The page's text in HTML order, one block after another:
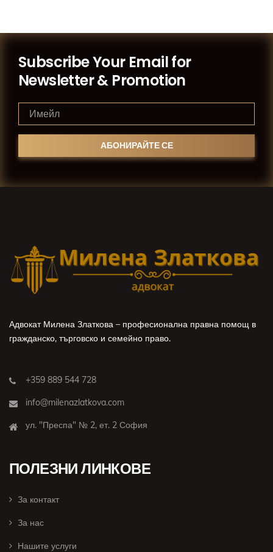
Subscribe Your Email for
Newsletter & Promotion
Адвокат Милена Златкова – професионална правна помощ в
гражданско, търговско и семейно право.
+359 889 544 728
info@milenazlatkova.com
ул. "Преспа" № 2, ет. 2 София
ПОЛЕЗНИ ЛИНКОВЕ
За контакт
За нас
Нашите услуги